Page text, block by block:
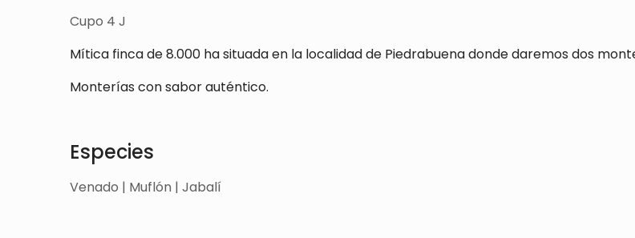
Cupo 4 J
Mítica finca de 8.000 ha situada en la localidad de Piedrabuena donde daremos dos
Monterías con sabor auténtico.
Especies
Venado | Muflón | Jabalí